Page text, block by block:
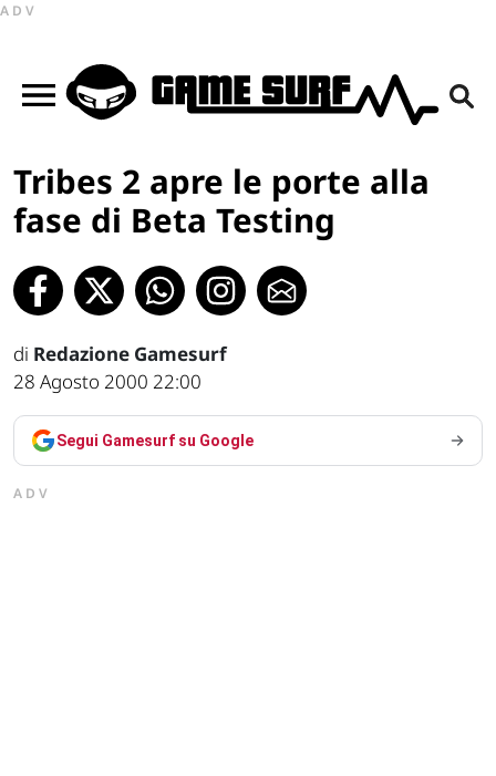
ADV
Tribes 2 apre le porte alla
fase di Beta Testing
di Redazione Gamesurf
28 Agosto 2000 22:00
Segui Gamesurf su Google
ADV